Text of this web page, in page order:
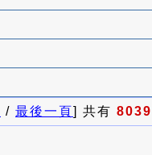
/ 最後一頁] 共有 8039